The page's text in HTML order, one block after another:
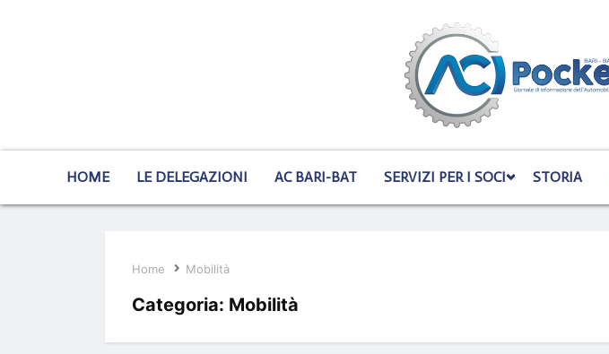
HOME LE DELEGAZIONI AC BARI-BAT SERVIZI PER I SOCI STORIA
Home Mobilità
Categoria: Mobilità